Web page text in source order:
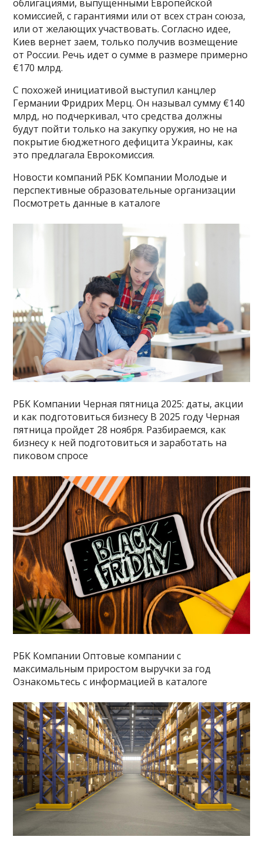
облигациями, выпущенными Европейской
комиссией, с гарантиями или от всех стран союза,
или от желающих участвовать. Согласно идее,
Киев вернет заем, только получив возмещение
от России. Речь идет о сумме в размере примерно
€170 млрд.
С похожей инициативой выступил канцлер
Германии Фридрих Мерц. Он называл сумму €140
млрд, но подчеркивал, что средства должны
будут пойти только на закупку оружия, но не на
покрытие бюджетного дефицита Украины, как
это предлагала Еврокомиссия.
Новости компаний РБК Компании Молодые и
перспективные образовательные организации
Посмотреть данные в каталоге
РБК Компании Черная пятница 2025: даты, акции
и как подготовиться бизнесу В 2025 году Черная
пятница пройдет 28 ноября. Разбираемся, как
бизнесу к ней подготовиться и заработать на
пиковом спросе
РБК Компании Оптовые компании с
максимальным приростом выручки за год
Ознакомьтесь с информацией в каталоге